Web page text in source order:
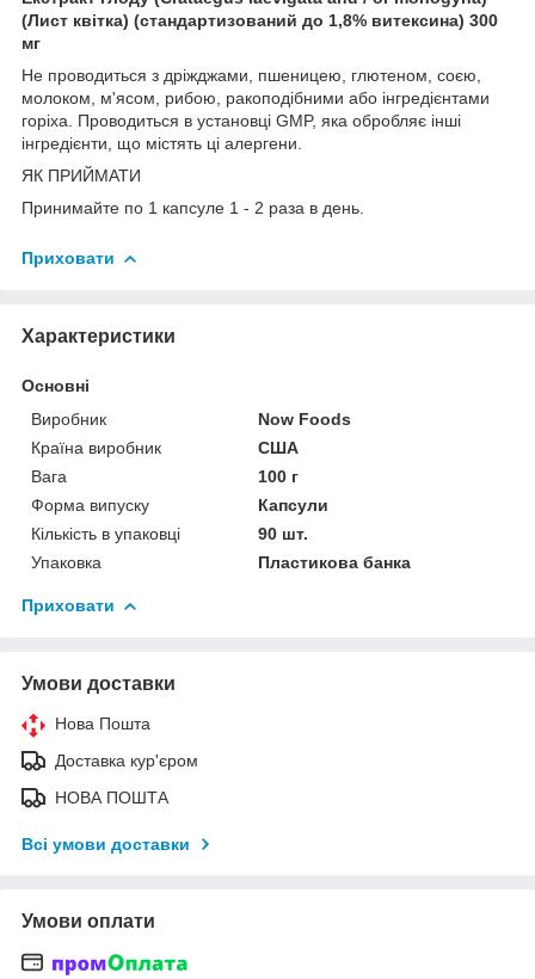
(Лист квітка) (стандартизований до 1,8% витексина) 300
мг
Не проводиться з дріжджами, пшеницею, глютеном, соєю,
молоком, м'ясом, рибою, ракоподібними або інгредієнтами
горіха. Проводиться в установці GMP, яка обробляє інші
інгредієнти, що містять ці алергени.
ЯК ПРИЙМАТИ
Принимайте по 1 капсуле 1 - 2 раза в день.
Приховати
Характеристики
Основні
Виробник
Now Foods
Країна виробник
США
Вага
100 г
Форма випуску
Капсули
Кількість в упаковці
90 шт.
Упаковка
Пластикова банка
Приховати
Умови доставки
Нова Пошта
Доставка кур'єром
НОВА ПОШТА
Всі умови доставки
Умови оплати